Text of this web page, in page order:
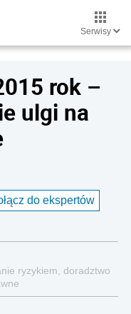
Serwisy
rok –
ulgi na
do ekspertów
ryzykiem, doradztwo